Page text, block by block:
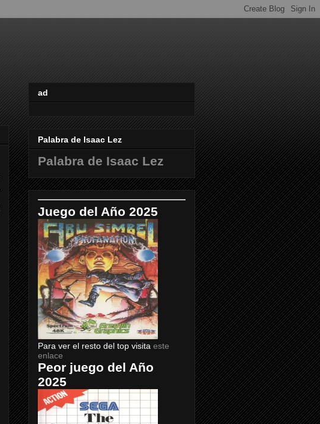
ad
Palabra de Isaac Lez
Palabra de Isaac Lez
Juego del Año 2025
Para ver el resto del top visita este
enlace
Peor juego del Año
2025